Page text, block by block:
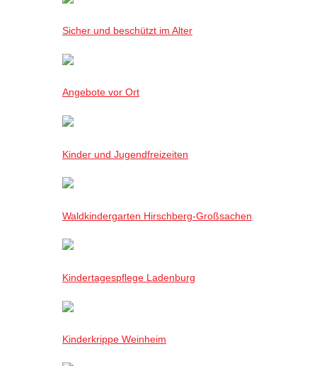
Sicher und beschützt im Alter
Angebote vor Ort
Kinder und Jugendfreizeiten
Waldkindergarten Hirschberg-Großsachen
Kindertagespflege Ladenburg
Kinderkrippe Weinheim